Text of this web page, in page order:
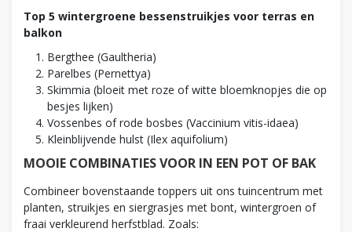
Top 5 wintergroene bessenstruikjes voor terras en
balkon
Bergthee (Gaultheria)
Parelbes (Pernettya)
Skimmia (bloeit met roze of witte bloemknopjes die op
besjes lijken)
Vossenbes of rode bosbes (Vaccinium vitis-idaea)
Kleinblijvende hulst (Ilex aquifolium)
MOOIE COMBINATIES VOOR IN EEN POT OF BAK
Combineer bovenstaande toppers uit ons tuincentrum met
planten, struikjes en siergrasjes met bont, wintergroen of
fraai verkleurend herfstblad. Zoals: